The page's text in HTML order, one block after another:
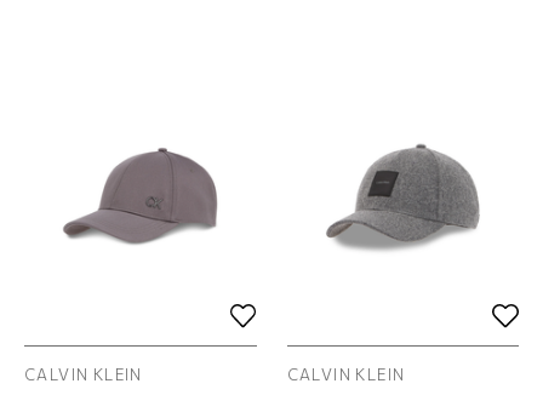
CALVIN KLEIN CALVIN KLEIN